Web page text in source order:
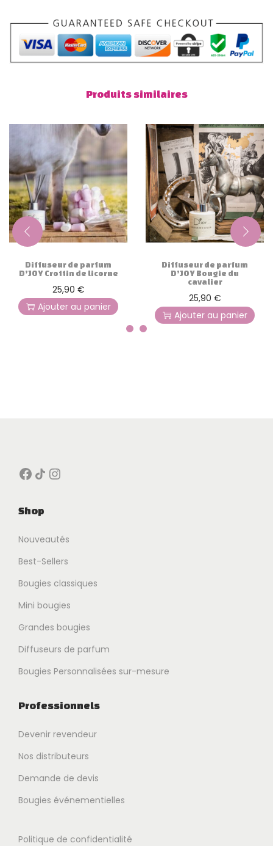
u
n
H
e
r
b
Produits similaires
Diffuseur de parfum
D’JOY Crottin de licorne
25,90 €
Ajouter au panier
Diffuseur de parfum
D’JOY Bougie du
cavalier
25,90 €
Ajouter au panier
Facebook Icône de partage Instagram
Shop
Nouveautés
Best-Sellers
Bougies classiques
Mini bougies
Grandes bougies
Diffuseurs de parfum
Bougies Personnalisées sur-mesure
Professionnels
Devenir revendeur
Nos distributeurs
Demande de devis
Bougies événementielles
Politique de confidentialité